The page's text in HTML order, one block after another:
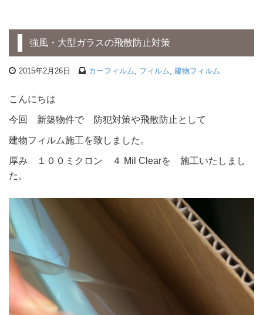
強風・大型ガラスの飛散防止対策
2015年2月26日 カーフィルム, フィルム, 建物フィルム
こんにちは
今回 新築物件で 防犯対策や飛散防止として
建物フィルム施工を致しました。
厚み １００ミクロン ４ Mil Clearを 施工いたしまし
た。